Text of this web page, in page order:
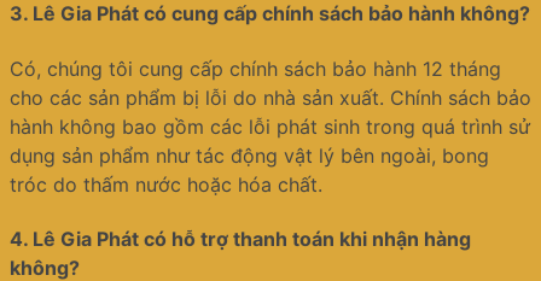
3. Lê Gia Phát có cung cấp chính sách bảo hành không?
Có, chúng tôi cung cấp chính sách bảo hành 12 tháng
cho các sản phẩm bị lỗi do nhà sản xuất. Chính sách bảo
hành không bao gồm các lỗi phát sinh trong quá trình sử
dụng sản phẩm như tác động vật lý bên ngoài, bong
tróc do thấm nước hoặc hóa chất.
4. Lê Gia Phát có hỗ trợ thanh toán khi nhận hàng
không?